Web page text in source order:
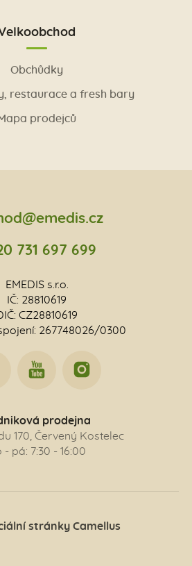
Obchůdky
restaurace a fresh bary
prodejců
731 697 699
EMEDIS s.r.o.
IČ: 28810619
CZ28810619
267748026/0300
prodejna
170, Červený Kostelec
- pá: 7:30 - 16:00
stránky Camellus